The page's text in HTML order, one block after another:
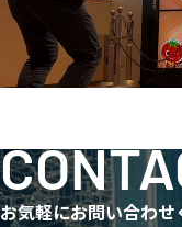
お気軽にお問い合わせ